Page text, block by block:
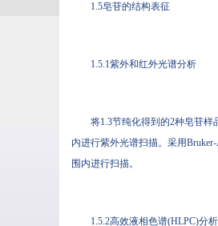
1.5皂苷的结构表征
1.5.1紫外和红外光谱分析
将1.3节纯化得到的2种皂苷样品
内进行紫外光谱扫描。采用
围内进行扫描。
1.5.2高效液相色谱(HLPC)分析